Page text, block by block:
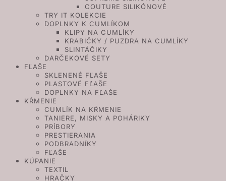
COUTURE SILIKÓNOVÉ
TRY IT KOLEKCIE
DOPLNKY K CUMLÍKOM
KLIPY NA CUMLÍKY
KRABIČKY / PUZDRA NA CUMLÍKY
SLINTÁČIKY
DARČEKOVÉ SETY
FĽAŠE
SKLENENÉ FĽAŠE
PLASTOVÉ FĽAŠE
DOPLNKY NA FĽAŠE
KŔMENIE
CUMLÍK NA KŔMENIE
TANIERE, MISKY A POHÁRIKY
PRÍBORY
PRESTIERANIA
PODBRADNÍKY
FĽAŠE
KÚPANIE
TEXTIL
HRAČKY